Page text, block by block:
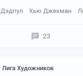
Дэдпул Хью Джекман
23
Лига Художников